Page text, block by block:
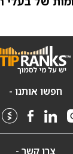
חפשו אותנו -
צרו קשר -